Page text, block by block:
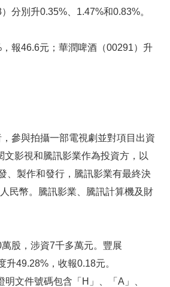
分別升0.35%、1.47%和0.83%。
報46.6元；華潤啤酒（00291）升
參與拍攝一部電視劇並對項目出資
影視和騰訊影業作為投資方，以
、製作和發行，騰訊影業有最終決
民幣。騰訊影業、騰訊計算機及財
股，涉資7千多萬元。豐展
49.28%，收報0.18元。
文件號碼包含「H」、「A」、